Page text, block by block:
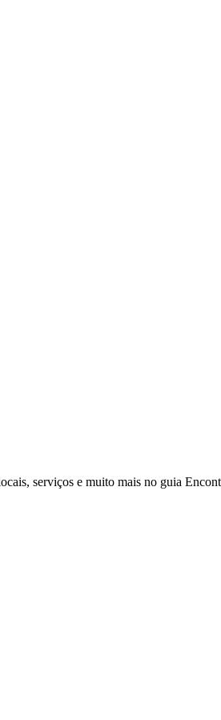
serviços e muito mais no guia